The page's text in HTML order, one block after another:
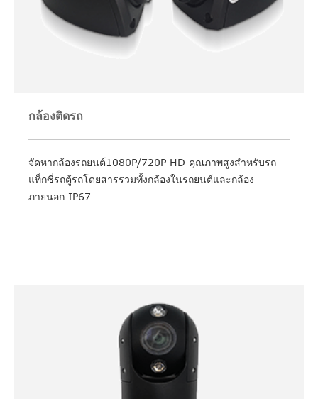
กล้องติดรถ
จัดหากล้องรถยนต์1080P/720P HD คุณภาพสูงสำหรับรถ
แท็กซี่รถตู้รถโดยสารรวมทั้งกล้องในรถยนต์และกล้อง
ภายนอก IP67